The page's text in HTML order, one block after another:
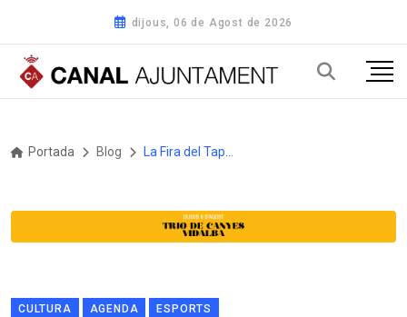
dijous, 06 de Agost de 2026
Portada Blog
CULTURA AGENDA ESPORTS